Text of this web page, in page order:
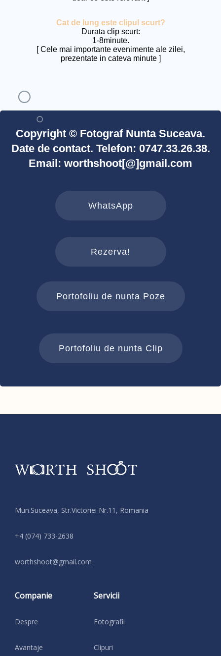
Cat de lung este clipul scurt?
Durata clip scurt:
1-8minute.
[ Cele mai importante evenimente ale zilei,
prezentate in cateva minute ]
Copyright © Fotograf Nunta Suceava.
Date de contact. Telefon: 0747.33.26.38.
Email: worthshoot[@]gmail.com
WhatsApp
Rezerva!
Portofoliu de nunta Poze
Portofoliu de nunta Clip
Mun.Suceava, Str.Victoriei Nr.11, Romania
+4 (074) 733-2638
moc.liamg@toohshtrow
Companie
Despre
Avantaje
Servicii
Fotografii
Clipuri